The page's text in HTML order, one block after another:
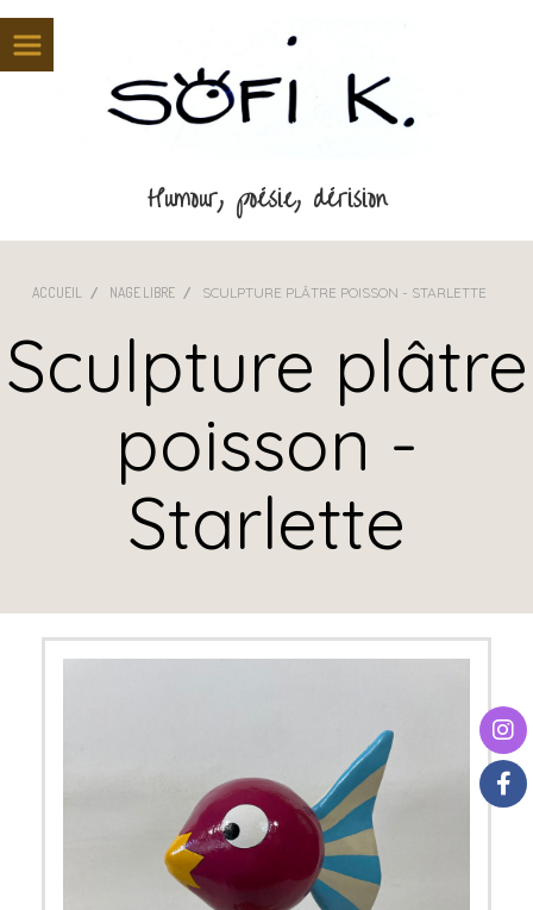
Humour, poésie, dérision
ACCUEIL NAGE LIBRE SCULPTURE PLÂTRE POISSON - STARLETTE
Sculpture plâtre
poisson -
Starlette